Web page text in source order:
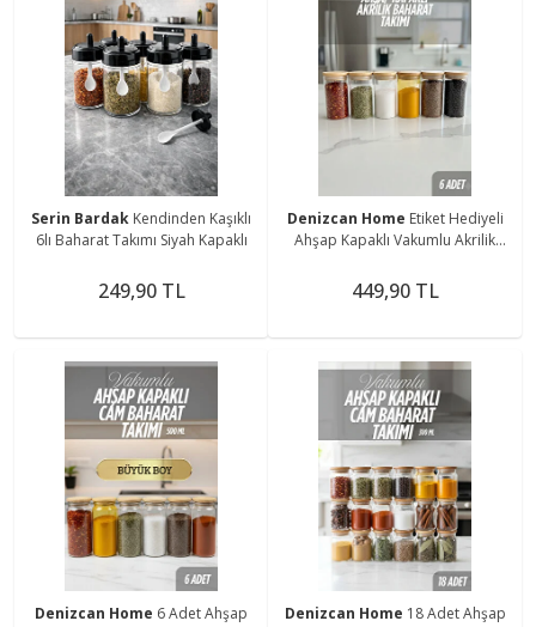
Serin Bardak Kendinden Kaşıklı
6lı Baharat Takımı Siyah Kapaklı
249,90 TL
Denizcan Home Etiket Hediyeli
Ahşap Kapaklı Vakumlu Akrilik
449,90 TL
Denizcan Home 6 Adet Ahşap
Denizcan Home 18 Adet Ahşap